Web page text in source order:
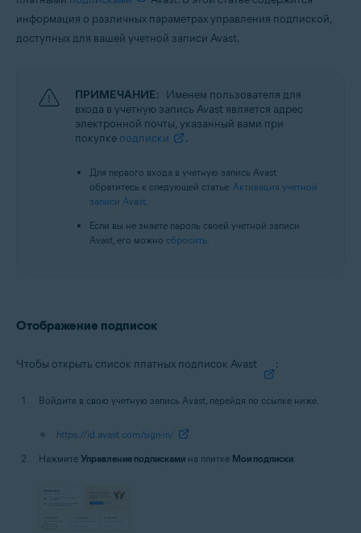
информация о различных параметрах управления подпиской,
доступных для вашей учетной записи Avast.
ПРИМЕЧАНИЕ: Именем пользователя для
входа в учетную запись Avast является адрес
электронной почты, указанный вами при
покупке подписки .
Для первого входа в учетную запись Avast
обратитесь к следующей статье: Активация учетной
записи Avast.
Если вы не знаете пароль своей учетной записи
Avast, его можно сбросить.
Отображение подписок
Чтобы открыть список платных подписок Avast :
Войдите в свою учетную запись Avast, перейдя по ссылке ниже.
https://id.avast.com/sign-in/
Нажмите Управление подписками на плитке Мои подписки.